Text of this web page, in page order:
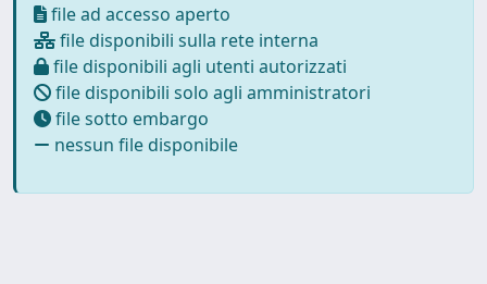
file ad accesso aperto
file disponibili sulla rete interna
file disponibili agli utenti autorizzati
file disponibili solo agli amministratori
file sotto embargo
nessun file disponibile